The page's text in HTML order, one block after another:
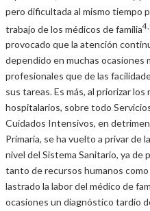
pero dificultada al mismo tiempo
trabajo de los médicos de familia
provocado que la atención
dependido en muchas ocasiones
profesionales que de las
sus tareas. Es más, al priorizar
hospitalarios, sobre todo
Cuidados Intensivos, en
Primaria, se ha vuelto a privar de
nivel del Sistema Sanitario, ya de
tanto de recursos humanos
lastrado la labor del médico de
ocasiones un diagnóstico tardío